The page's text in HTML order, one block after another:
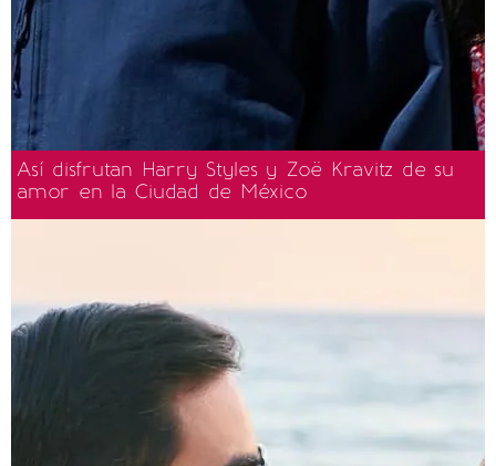
Así disfrutan Harry Styles y Zoë Kravitz de su
amor en la Ciudad de México